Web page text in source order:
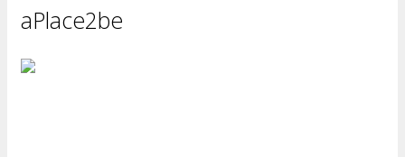
aPlace2be